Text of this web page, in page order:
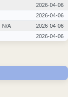
2026-04-06
2026-04-06
N/A
2026-04-06
2026-04-06